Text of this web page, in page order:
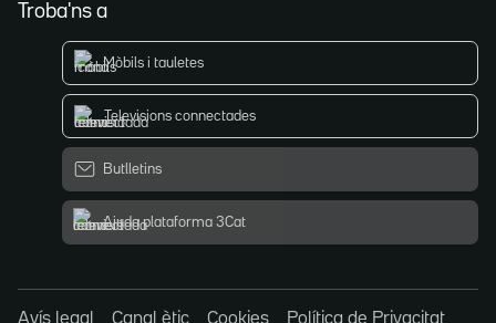
Troba'ns a
Mòbils i tauletes
Televisions connectades
Butlletins
Ajuda plataforma 3Cat
Avís legal Canal ètic Cookies Política de Privacitat